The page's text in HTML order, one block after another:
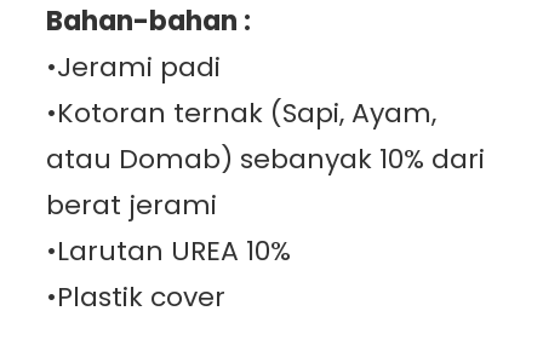
Bahan-bahan :
•Jerami padi
•Kotoran ternak (Sapi, Ayam,
atau Domab) sebanyak 10% dari
berat jerami
•Larutan UREA 10%
•Plastik cover